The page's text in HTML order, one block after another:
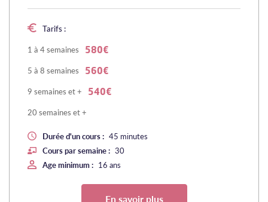
Tarifs :
1 à 4 semaines
580€
5 à 8 semaines 560€
9 semaines et + 540€
20 semaines et +
Durée d'un cours : 45 minutes
Cours par semaine : 30
Age minimum : 16 ans
En savoir plus